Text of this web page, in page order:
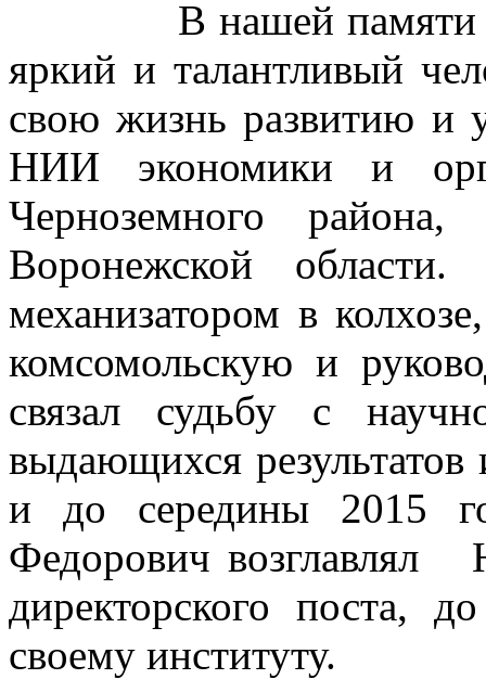
В нашей памяти
яркий и талантливый
свою жизнь развитию и
НИИ экономики и
Черноземного
Воронежской
механизатором в
комсомольскую и
связал судьбу с
выдающихся
и до середины 2015
Федорович
директорского поста,
своему институту.